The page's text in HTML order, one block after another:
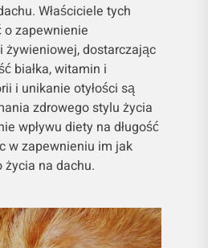
Właściciele tych
zapewnienie
dostarczając
białka, witamin i
i unikanie otyłości są
zdrowego stylu życia
wpływu diety na długość
w zapewnieniu im jak
życia na dachu.